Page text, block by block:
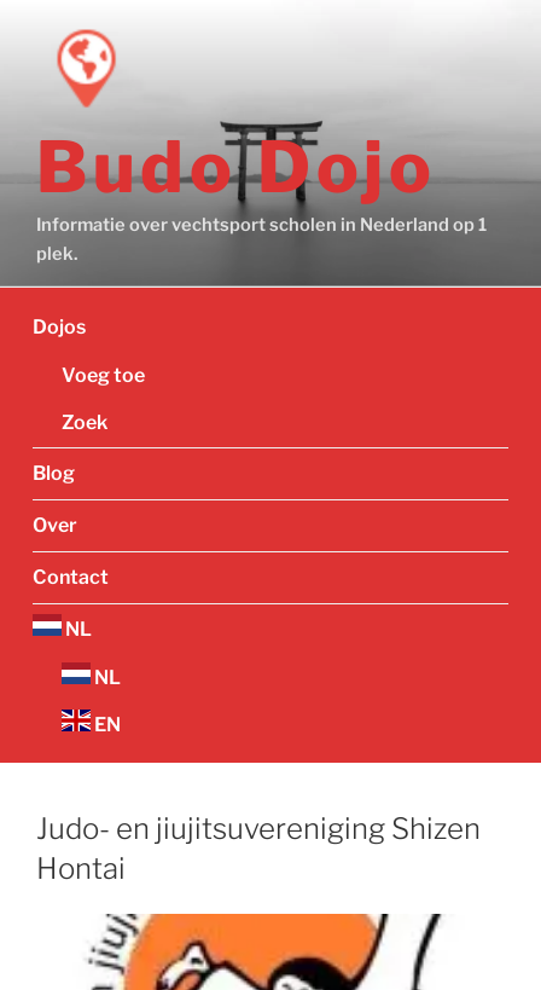
Budo Dojo
Informatie over vechtsport scholen in Nederland op 1
plek.
Dojos
Voeg toe
Zoek
Blog
Over
Contact
NL
NL
EN
Judo- en jiujitsuvereniging Shizen
Hontai